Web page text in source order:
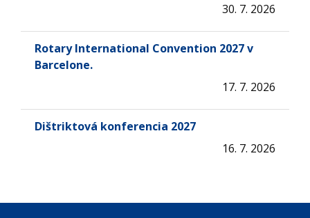
30. 7. 2026
Rotary International Convention 2027 v
Barcelone.
17. 7. 2026
Dištriktová konferencia 2027
16. 7. 2026